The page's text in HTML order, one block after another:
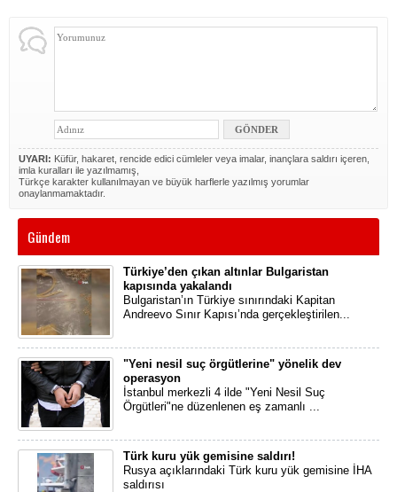
UYARI: Küfür, hakaret, rencide edici cümleler veya imalar, inançlara saldırı içeren,
imla kuralları ile yazılmamış,
Türkçe karakter kullanılmayan ve büyük harflerle yazılmış yorumlar
onaylanmamaktadır.
Gündem
Türkiye’den çıkan altınlar Bulgaristan
kapısında yakalandı
Bulgaristan’ın Türkiye sınırındaki Kapitan
Andreevo Sınır Kapısı’nda gerçekleştirilen...
"Yeni nesil suç örgütlerine" yönelik dev
operasyon
İstanbul merkezli 4 ilde "Yeni Nesil Suç
Örgütleri"ne düzenlenen eş zamanlı ...
Türk kuru yük gemisine saldırı!
Rusya açıklarındaki Türk kuru yük gemisine İHA
saldırısı